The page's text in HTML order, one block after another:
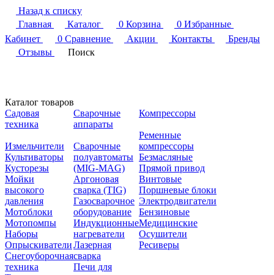
Назад к списку
Главная
Каталог 0 Корзина 0 Избранные
Кабинет
0 Сравнение Акции Контакты
Бренды
Отзывы
Поиск
Каталог товаров
Садовая
техника
Измельчители
Культиваторы
Кусторезы
Мойки
высокого
давления
Мотоблоки
Мотопомпы
Наборы
Опрыскиватели
Снегоуборочная
техника
Сварочные
аппараты
Сварочные
полуавтоматы
(MIG-MAG)
Аргоновая
сварка (TIG)
Газосварочное
оборудование
Индукционные
нагреватели
Лазерная
сварка
Печи для
Компрессоры
Ременные
компрессоры
Безмасляные
Прямой привод
Винтовые
Поршневые блоки
Электродвигатели
Бензиновые
Медицинские
Осушители
Ресиверы